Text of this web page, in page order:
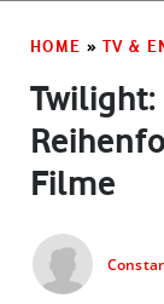
HOME » TV &
Filme